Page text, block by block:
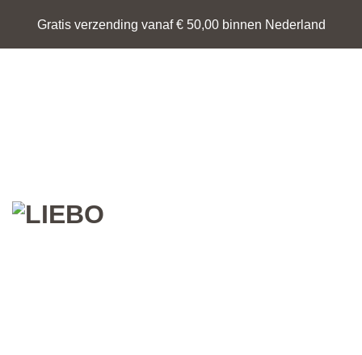
Gratis verzending vanaf € 50,00 binnen Nederland